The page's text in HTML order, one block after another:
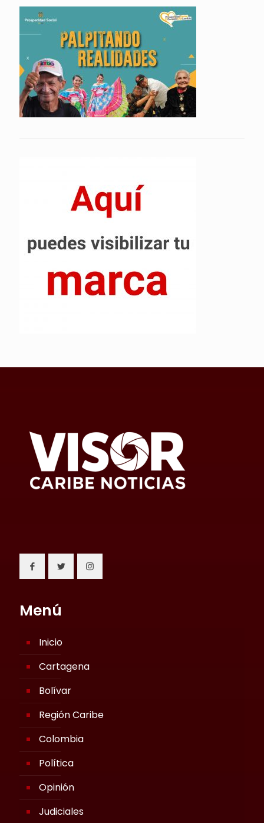
Menú
Inicio
Cartagena
Bolívar
Región Caribe
Colombia
Política
Opinión
Judiciales